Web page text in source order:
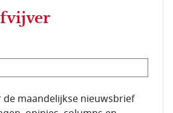
abonnee.
de maandelijkse nieuwsbrief